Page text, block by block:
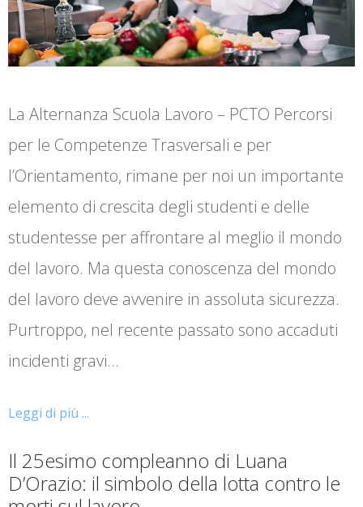
La Alternanza Scuola Lavoro – PCTO Percorsi
per le Competenze Trasversali e per
l’Orientamento, rimane per noi un importante
elemento di crescita degli studenti e delle
studentesse per affrontare al meglio il mondo
del lavoro. Ma questa conoscenza del mondo
del lavoro deve avvenire in assoluta sicurezza.
Purtroppo, nel recente passato sono accaduti
incidenti gravi…
Leggi di più ...
Il 25esimo compleanno di Luana
D’Orazio: il simbolo della lotta contro le